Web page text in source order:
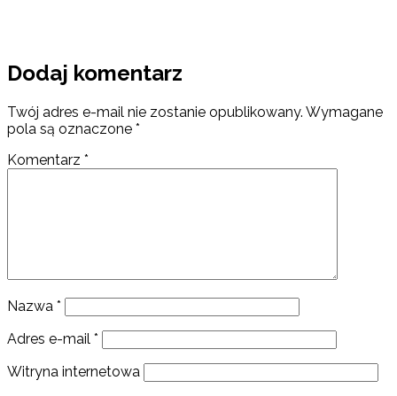
Dodaj komentarz
Twój adres e-mail nie zostanie opublikowany. Wymagane
pola są oznaczone *
Komentarz *
Nazwa *
Adres e-mail *
Witryna internetowa